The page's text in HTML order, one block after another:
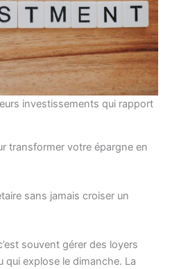
investissements qui rapport
transformer votre épargne en
sans jamais croiser un
souvent gérer des loyers
qui explose le dimanche. La